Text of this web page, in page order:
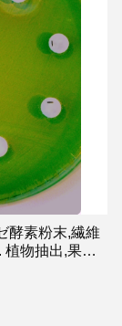
酵素粉末,繊維
物抽出,果汁,